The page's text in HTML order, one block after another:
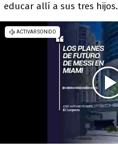
educar allí a sus tres hijos.